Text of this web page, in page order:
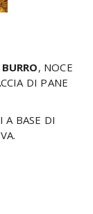
BURRO , NOCE
DI PANE
BASE DI